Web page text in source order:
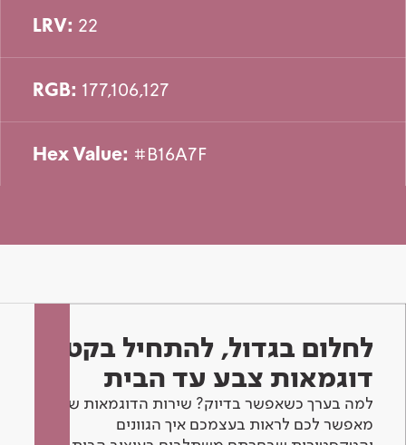
LRV: 22
RGB: 177,106,127
Hex Value: #B16A7F
לחלום בגדול, להתחיל בקטן -
דוגמאות צבע עד הבית
למה בערך כשאפשר בדיוק? שירות הדוגמאות שלנו
מאפשר לכם לראות בעצמכם איך הגוונים